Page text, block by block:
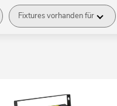
Fixtures vorhanden für